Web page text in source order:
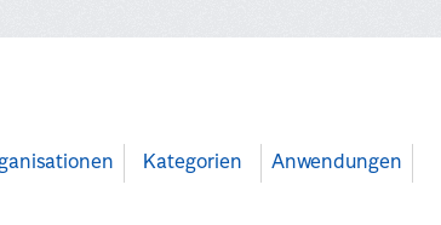
Kategorien Anwendungen